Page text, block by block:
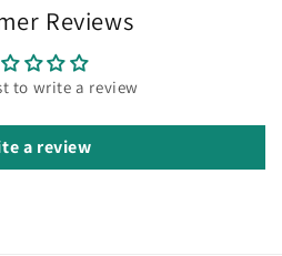
Reviews
to write a review
a review